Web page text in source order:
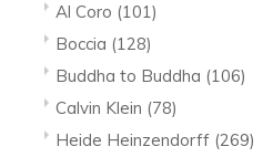
Al Coro (101)
Boccia (128)
Buddha to Buddha (106)
Calvin Klein (78)
Heide Heinzendorff (269)